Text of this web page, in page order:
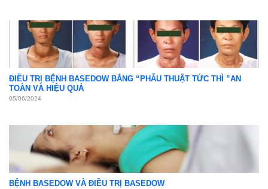
ĐIỀU TRỊ BỆNH BASEDOW BẰNG “PHẪU THUẬT TỨC THÌ ”AN
TOÀN VÀ HIỆU QUẢ
05/06/2024
BỆNH BASEDOW VÀ ĐIỀU TRỊ BASEDOW